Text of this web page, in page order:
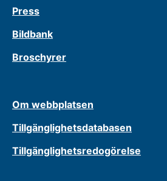
Press
Bildbank
Broschyrer
Om webbplatsen
Tillgänglighetsdatabasen
Tillgänglighetsredogörelse